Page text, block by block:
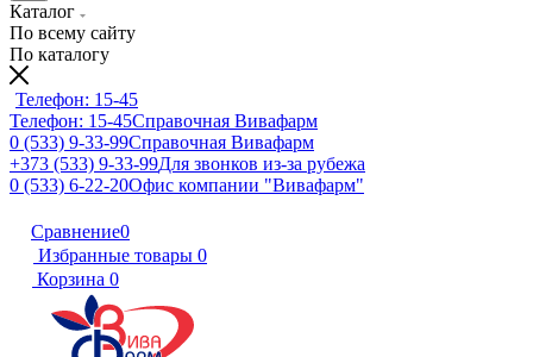
Каталог
По всему сайту
По каталогу
Телефон: 15-45
Телефон: 15-45Справочная Вивафарм
0 (533) 9-33-99Справочная Вивафарм
+373 (533) 9-33-99Для звонков из-за рубежа
0 (533) 6-22-20Офис компании "Вивафарм"
Сравнение0
Избранные товары 0
Корзина 0